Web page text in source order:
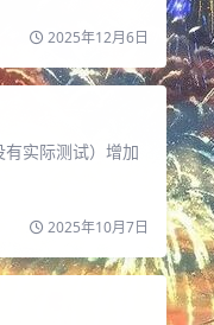
2025年12月6日
实际测试）增加
2025年10月7日